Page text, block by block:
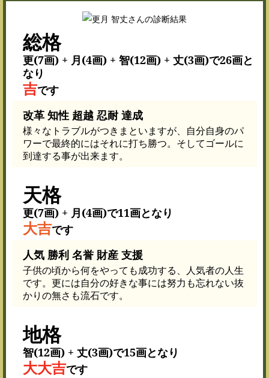
総格
更(7画) + 月(4画) + 智(12画) + 丈(3画)で26画と
なり
吉です
改革 知性 超越 忍耐 達成
様々なトラブルがつきまといますが、自分自身のパ
ワーで最終的にはそれに打ち勝つ。そしてゴールに
到達する事が出来ます。
天格
更(7画) + 月(4画)で11画となり
大吉です
人気 勝利 名誉 財産 支援
子供の頃から何をやっても成功する、人気者の人生
です。更には自分の好きな事には努力も忘れない抜
かりの無さも流石です。
地格
智(12画) + 丈(3画)で15画となり
大大吉です